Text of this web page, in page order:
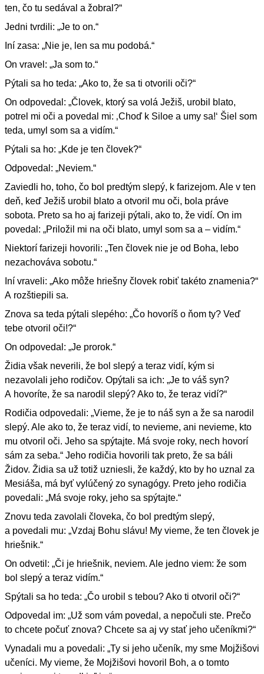
ten, čo tu sedával a žobral?“
Jedni tvrdili: „Je to on.“
Iní zasa: „Nie je, len sa mu podobá.“
On vravel: „Ja som to.“
Pýtali sa ho teda: „Ako to, že sa ti otvorili oči?“
On odpovedal: „Človek, ktorý sa volá Ježiš, urobil blato,
potrel mi oči a povedal mi: ‚Choď k Siloe a umy sa!‘ Šiel som
teda, umyl som sa a vidím.“
Pýtali sa ho: „Kde je ten človek?“
Odpovedal: „Neviem.“
Zaviedli ho, toho, čo bol predtým slepý, k farizejom. Ale v ten
deň, keď Ježiš urobil blato a otvoril mu oči, bola práve
sobota. Preto sa ho aj farizeji pýtali, ako to, že vidí. On im
povedal: „Priložil mi na oči blato, umyl som sa a – vidím.“
Niektorí farizeji hovorili: „Ten človek nie je od Boha, lebo
nezachováva sobotu.“
Iní vraveli: „Ako môže hriešny človek robiť takéto znamenia?“
A rozštiepili sa.
Znova sa teda pýtali slepého: „Čo hovoríš o ňom ty? Veď
tebe otvoril oči!?“
On odpovedal: „Je prorok.“
Židia však neverili, že bol slepý a teraz vidí, kým si
nezavolali jeho rodičov. Opýtali sa ich: „Je to váš syn?
A hovoríte, že sa narodil slepý? Ako to, že teraz vidí?“
Rodičia odpovedali: „Vieme, že je to náš syn a že sa narodil
slepý. Ale ako to, že teraz vidí, to nevieme, ani nevieme, kto
mu otvoril oči. Jeho sa spýtajte. Má svoje roky, nech hovorí
sám za seba.“ Jeho rodičia hovorili tak preto, že sa báli
Židov. Židia sa už totiž uzniesli, že každý, kto by ho uznal za
Mesiáša, má byť vylúčený zo synagógy. Preto jeho rodičia
povedali: „Má svoje roky, jeho sa spýtajte.“
Znovu teda zavolali človeka, čo bol predtým slepý,
a povedali mu: „Vzdaj Bohu slávu! My vieme, že ten človek je
hriešnik.“
On odvetil: „Či je hriešnik, neviem. Ale jedno viem: že som
bol slepý a teraz vidím.“
Spýtali sa ho teda: „Čo urobil s tebou? Ako ti otvoril oči?“
Odpovedal im: „Už som vám povedal, a nepočuli ste. Prečo
to chcete počuť znova? Chcete sa aj vy stať jeho učeníkmi?“
Vynadali mu a povedali: „Ty si jeho učeník, my sme Mojžišovi
učeníci. My vieme, že Mojžišovi hovoril Boh, a o tomto